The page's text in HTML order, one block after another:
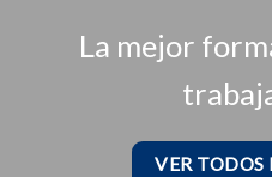
La mejor
VER TODOS